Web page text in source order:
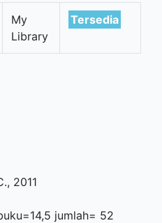
My
Library
Tersedia
., 2011
jumlah= 52